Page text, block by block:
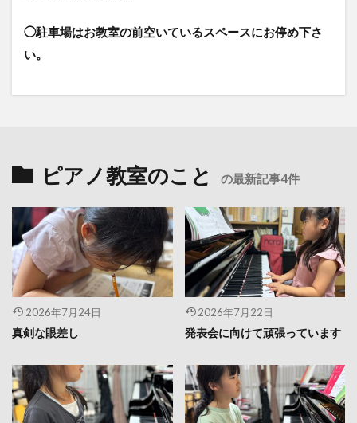
◯駐車場はお教室の前空いているスペースにお停め下さ
い。
ピアノ教室のこと の最新記事4件
2026年7月24日
真剣な眼差し
2026年7月22日
発表会に向けて頑張っています